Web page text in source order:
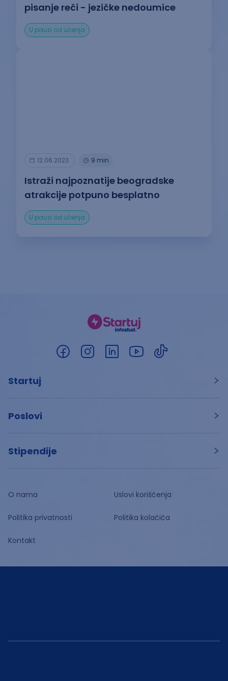
pisanje reči - jezičke nedoumice
U pauzi od učenja
12.06.2023. 9 min
Istraži najpoznatije beogradske
atrakcije potpuno besplatno
U pauzi od učenja
Startuj
Poslovi
Stipendije
O nama Uslovi korišćenja
Politika privatnosti Politika kolačića
Kontakt